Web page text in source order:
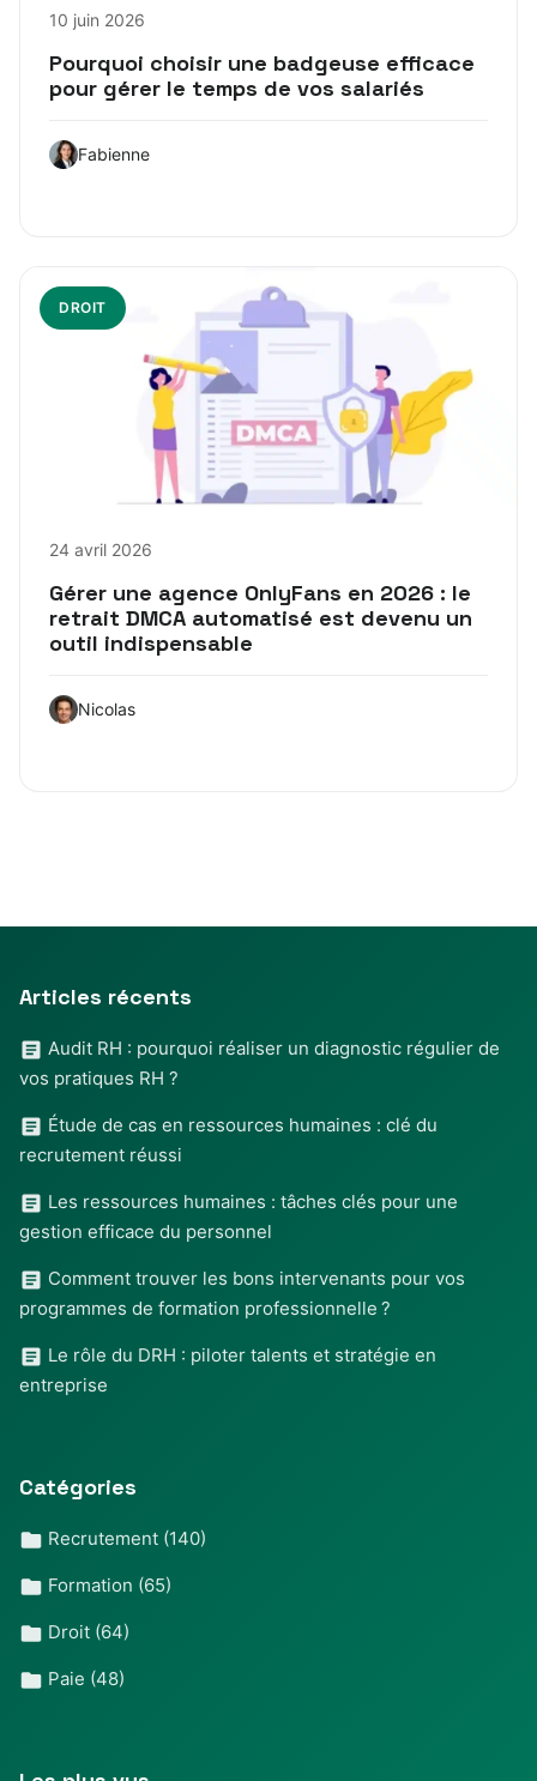
10 juin 2026
Pourquoi choisir une badgeuse efficace
pour gérer le temps de vos salariés
Fabienne
DROIT
24 avril 2026
Gérer une agence OnlyFans en 2026 : le
retrait DMCA automatisé est devenu un
outil indispensable
Nicolas
Articles récents
Audit RH : pourquoi réaliser un diagnostic régulier de
vos pratiques RH ?
Étude de cas en ressources humaines : clé du
recrutement réussi
Les ressources humaines : tâches clés pour une
gestion efficace du personnel
Comment trouver les bons intervenants pour vos
programmes de formation professionnelle ?
Le rôle du DRH : piloter talents et stratégie en
entreprise
Catégories
Recrutement (140)
Formation (65)
Droit (64)
Paie (48)